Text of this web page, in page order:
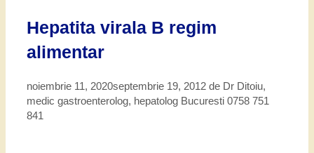
Hepatita virala B regim
alimentar
noiembrie 11, 2020septembrie 19, 2012 de Dr Ditoiu,
medic gastroenterolog, hepatolog Bucuresti 0758 751
841